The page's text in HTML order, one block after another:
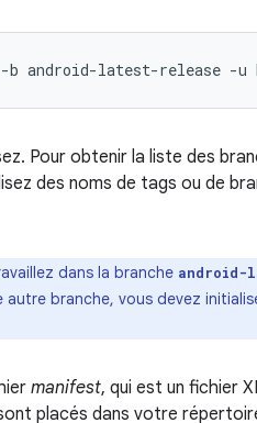
-b android-latest-release -u
Pour obtenir la liste des
des noms de tags ou de
dans la branche android-
branche, vous devez
manifest, qui est un fichier
placés dans votre